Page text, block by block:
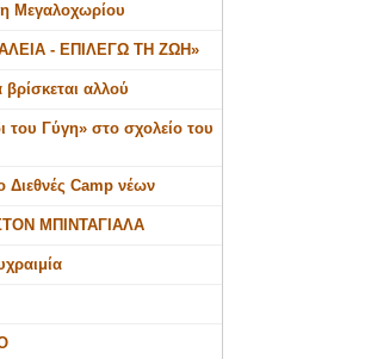
Μεγαλοχωρίου
- ΕΠΙΛΕΓΩ ΤΗ ΖΩΗ»
αλλού
του Γύγη» στο σχολείο του
Διεθνές Camp νέων
ΜΠΙΝΤΑΓΙΑΛΑ